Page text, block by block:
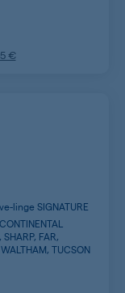
€
linge SIGNATURE
CONTINENTAL
SHARP, FAR,
TUCSON